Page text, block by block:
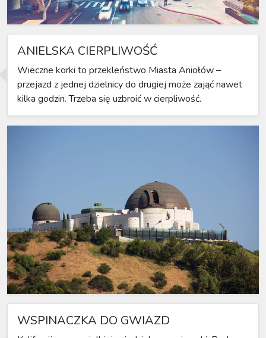
ANIELSKA CIERPLIWOŚĆ
Wieczne korki to przekleństwo Miasta Aniołów –
przejazd z jednej dzielnicy do drugiej może zająć nawet
kilka godzin. Trzeba się uzbroić w cierpliwość.
WSPINACZKA DO GWIAZD